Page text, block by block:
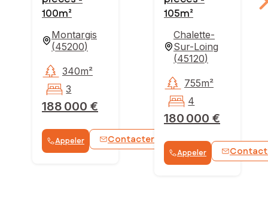
100m²
Montargis
(45200)
188 000 €
340m²
3
Appeler Contacter WhatsApp
105m²
Chalette-
Sur-Loing
(45120)
180 000 €
755m²
4
Appeler